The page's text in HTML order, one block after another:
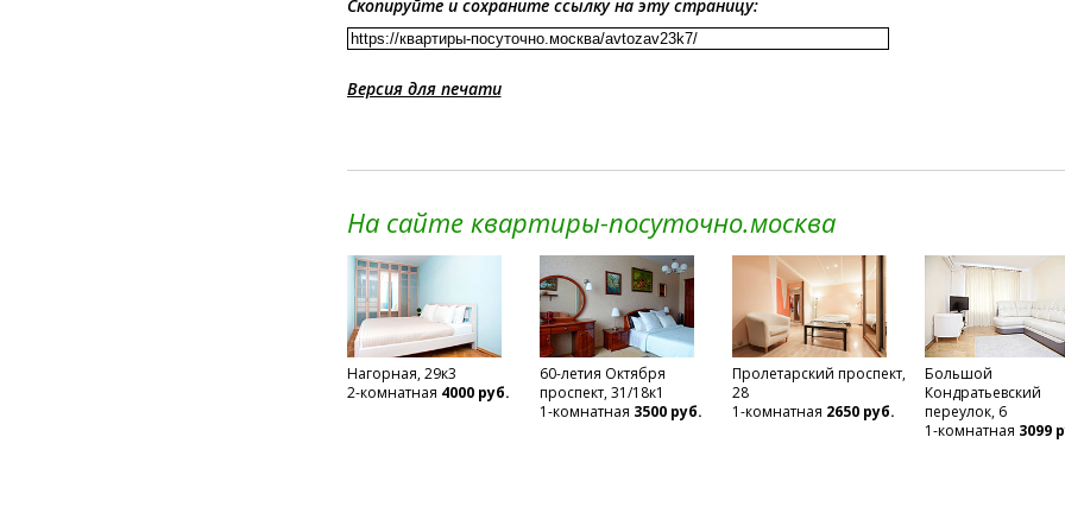
Скопируйте и сохраните ссылку на эту страницу:
Версия для печати
На сайте квартиры-посуточно.москва
Нагорная, 29к3
2-комнатная 4000 руб.
60-летия Октября
проспект, 31/18к1
1-комнатная 3500 руб.
Пролетарский проспект,
28
1-комнатная 2650 руб.
Большой
Кондратьевский
переулок, 6
1-комнатная 3099